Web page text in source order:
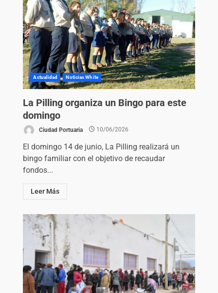
Actualidad Noticias White
La Pilling organiza un Bingo para este
domingo
Ciudad Portuaria 10/06/2026
El domingo 14 de junio, La Pilling realizará un
bingo familiar con el objetivo de recaudar
fondos...
Leer Más